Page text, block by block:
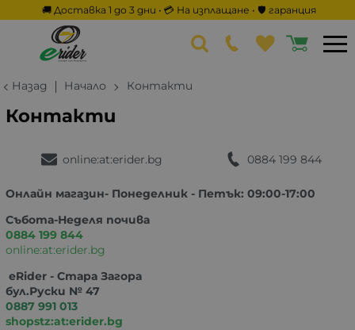
🚚 Доставка 1 до 3 дни • 💳 На изплащане • 🛡️ гаранция
Назад Начало Контакти
Контакти
online:at:erider.bg 0884 199 844
Онлайн магазин- Понеделник - Петък: 09:00-17:00
Събота-Неделя почива
0884 199 844
online:at:erider.bg
eRider - Стара Загора
бул.Руски № 47
0887 991 013
shopstz:at:erider.bg